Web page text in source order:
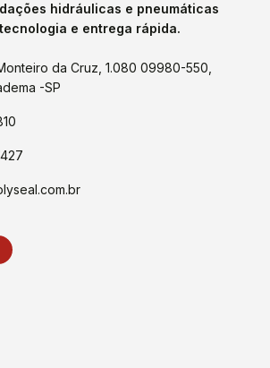
hidráulicas e pneumáticas
e entrega rápida.
da Cruz, 1.080 09980-550,
-SP